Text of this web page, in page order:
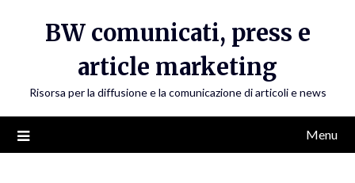
BW comunicati, press e
article marketing
Risorsa per la diffusione e la comunicazione di articoli e news
Menu